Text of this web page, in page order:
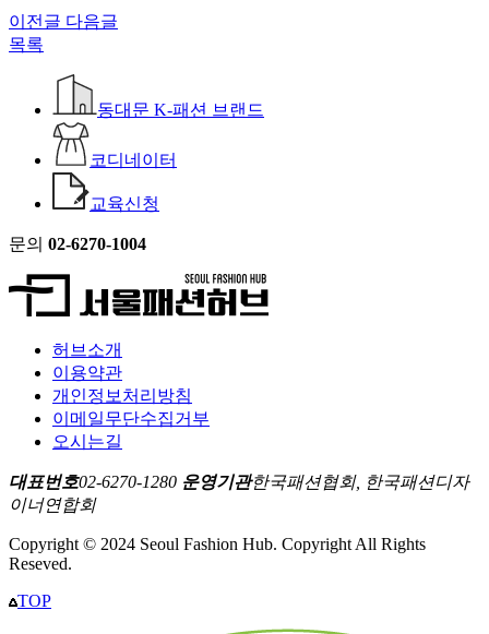
이전글 다음글
목록
동대문 K-패션 브랜드
코디네이터
교육신청
문의 02-6270-1004
허브소개
이용약관
개인정보처리방침
이메일무단수집거부
오시는길
대표번호02-6270-1280 운영기관한국패션협회, 한국패션디자
이너연합회
Copyright © 2024 Seoul Fashion Hub. Copyright All Rights
Reseved.
TOP